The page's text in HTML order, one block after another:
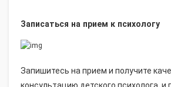
Записаться на прием к психологу
Запишитесь на прием и получите